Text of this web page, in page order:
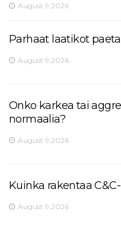
August 9,2026
Parhaat laatikot
August 9,2026
Onko karkea tai
normaalia?
August 9,2026
Kuinka rakentaa
August 9,2026